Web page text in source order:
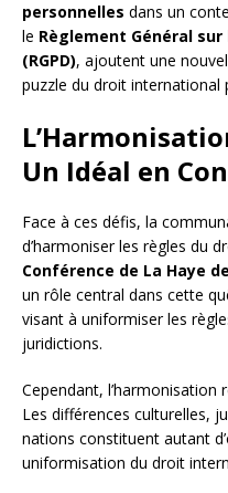
personnelles dans un
le Règlement Général
(RGPD), ajoutent une
puzzle du droit international
Un Idéal en
Face à ces défis, la
d’harmoniser les règles du
Conférence de La Haye
un rôle central dans cette
visant à uniformiser les
juridictions.
Cependant, l’harmonisation
Les différences culturelles,
nations constituent autant
uniformisation du droit